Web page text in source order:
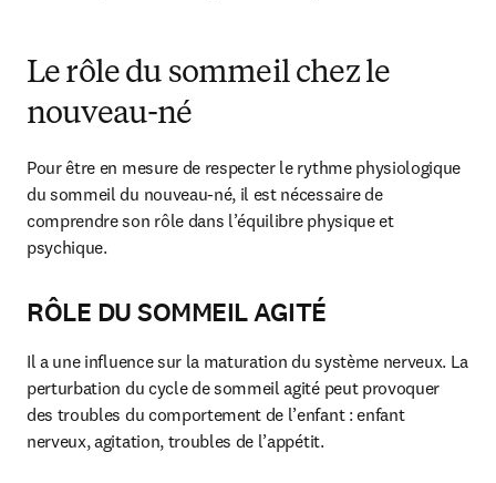
Le rôle du sommeil chez le
nouveau-né
Pour être en mesure de respecter le rythme physiologique
du sommeil du nouveau-né, il est nécessaire de
comprendre son rôle dans l’équilibre physique et
psychique.
RÔLE DU SOMMEIL AGITÉ
Il a une influence sur la maturation du système nerveux. La
perturbation du cycle de sommeil agité peut provoquer
des troubles du comportement de l’enfant : enfant
nerveux, agitation, troubles de l’appétit.